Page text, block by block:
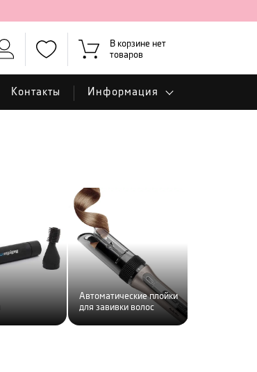
В корзине нет
товаров
Контакты Информация
Автоматические плойки
для завивки волос